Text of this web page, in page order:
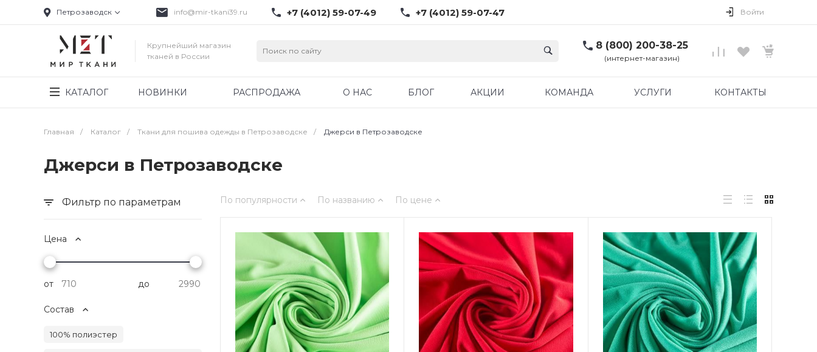
Петрозаводск info@mir-tkani39.ru +7 (4012) 59-07-49 +7 (4012) 59-07-47 Войти
Крупнейший магазин
тканей в России
8 (800) 200-38-25
(интернет-магазин)
КАТАЛОГ НОВИНКИ РАСПРОДАЖА О НАС БЛОГ АКЦИИ КОМАНДА УСЛУГИ КОНТАКТЫ
Главная / Каталог / Ткани для пошива одежды в Петрозаводске / Джерси в Петрозаводске
Джерси в Петрозаводске
Фильтр по параметрам
Цена
от до
Состав
100% полиэстер
По популярности По названию По цене